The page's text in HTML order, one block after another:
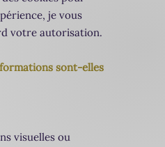
je vous
votre autorisation.
sont-elles
visuelles ou